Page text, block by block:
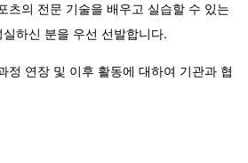
츠의 전문 기술을 배우고 실습할 수 있는
하신 분을 우선 선발합니다.
정 연장 및 이후 활동에 대하여 기관과 협